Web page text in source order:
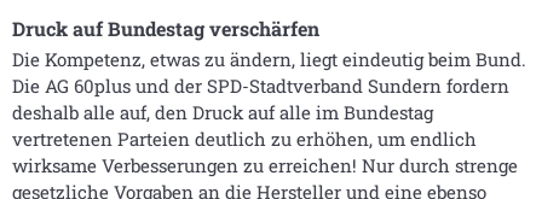
Druck auf Bundestag verschärfen
Die Kompetenz, etwas zu ändern, liegt eindeutig beim Bund.
Die AG 60plus und der SPD-Stadtverband Sundern fordern
deshalb alle auf, den Druck auf alle im Bundestag
vertretenen Parteien deutlich zu erhöhen, um endlich
wirksame Verbesserungen zu erreichen! Nur durch strenge
gesetzliche Vorgaben an die Hersteller und eine ebenso